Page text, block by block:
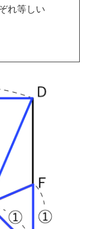
れ等しい